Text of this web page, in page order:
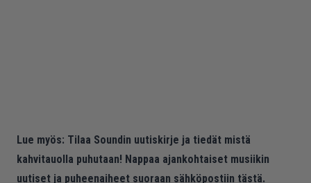
Lue myös: Tilaa Soundin uutiskirje ja tiedät mistä
kahvitauolla puhutaan! Nappaa ajankohtaiset musiikin
uutiset ja puheenaiheet suoraan sähköpostiin tästä.